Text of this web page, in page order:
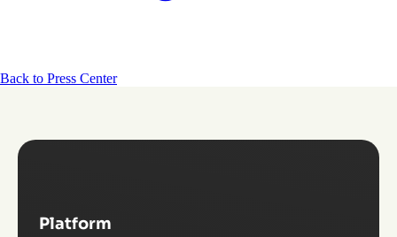
Back to Press Center
Platform